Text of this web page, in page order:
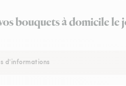
bouquets à domicile le
d'informations